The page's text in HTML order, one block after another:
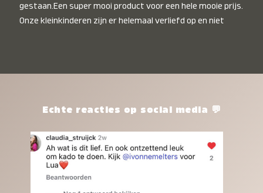
gestaan.Een super mooi product voor een hele mooie prijs.
Onze kleinkinderen zijn er helemaal verliefd op en niet
het waard.Echte reacties op social media 💬